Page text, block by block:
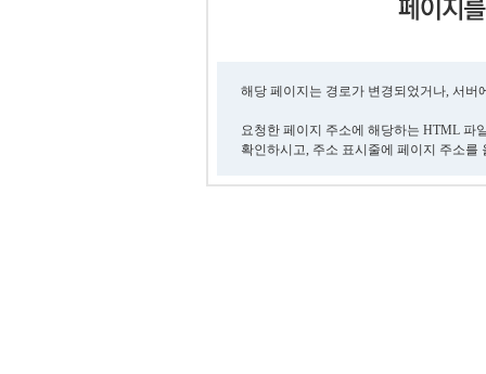
해당 페이지는 경로가 변경되었거나, 서
요청한 페이지 주소에 해당하는 HTML 파
확인하시고, 주소 표시줄에 페이지 주소